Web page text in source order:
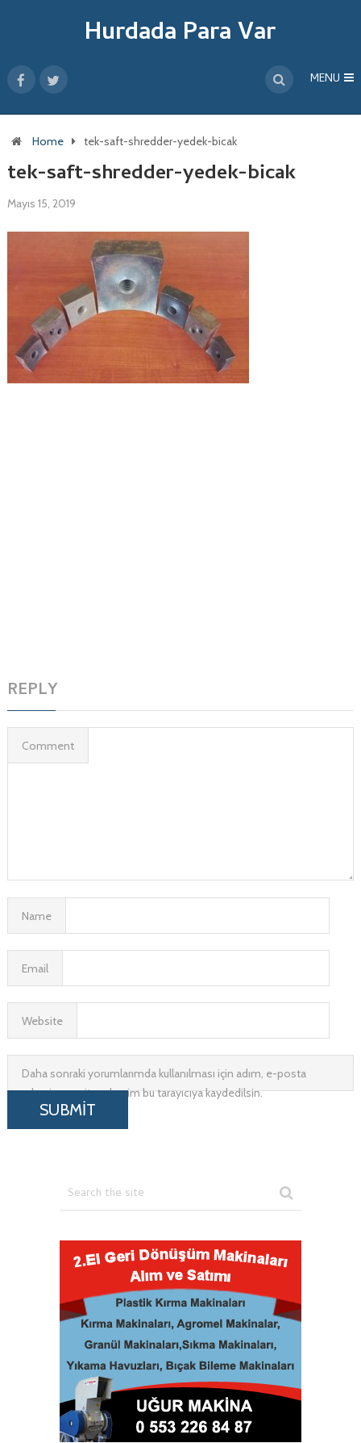
Hurdada Para Var
MENU
Home tek-saft-shredder-yedek-bicak
tek-saft-shredder-yedek-bicak
Mayıs 15, 2019
REPLY
Comment
Name
Email
Website
Daha sonraki yorumlarımda kullanılması için adım, e-posta
adresim ve site adresim bu tarayıcıya kaydedilsin.